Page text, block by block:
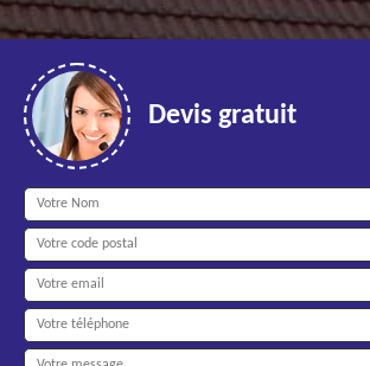
Devis gratuit